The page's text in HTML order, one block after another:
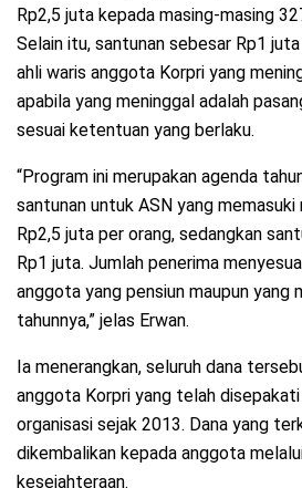
Rp2,5 juta kepada masing-masing
Selain itu, santunan sebesar Rp1
ahli waris anggota Korpri yang
apabila yang meninggal adalah
sesuai ketentuan yang berlaku.
“Program ini merupakan agenda
santunan untuk ASN yang
Rp2,5 juta per orang, sedangkan
Rp1 juta. Jumlah penerima
anggota yang pensiun maupun yang
tahunnya,” jelas Erwan.
Ia menerangkan, seluruh dana
anggota Korpri yang telah
organisasi sejak 2013. Dana yang
dikembalikan kepada anggota
kesejahteraan.